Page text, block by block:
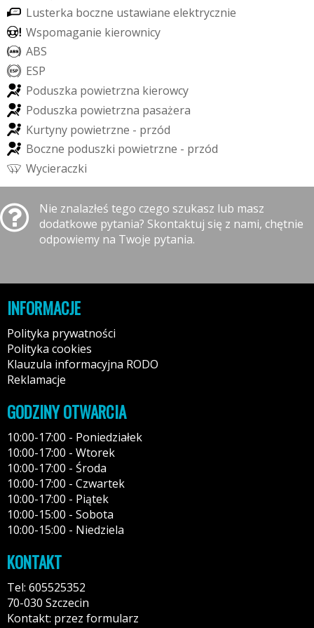
Lusterka boczne ustawiane elektrycznie
Wspomaganie kierownicy
ABS
ESP
Poduszka powietrzna kierowcy
Poduszka powietrzna pasażera
Kurtyny powietrzne - przód
Boczne poduszki powietrzne - przód
Wycieraczki
Nie znalazłeś tego czego szukasz lub masz
dodatkowe pytania? Skontaktuj się z nami, chętnie
odpowiemy na Twoje pytania.
INFORMACJE
Polityka prywatności
Polityka cookies
Klauzula informacyjna RODO
Reklamacje
GODZINY OTWARCIA
10:00-17:00 - Poniedziałek
10:00-17:00 - Wtorek
10:00-17:00 - Środa
10:00-17:00 - Czwartek
10:00-17:00 - Piątek
10:00-15:00 - Sobota
10:00-15:00 - Niedziela
KONTAKT
Tel: 605525352
70-030 Szczecin
Kontakt: przez formularz